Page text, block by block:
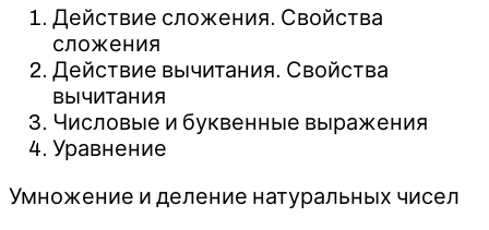
Действие сложения. Свойства
сложения
Действие вычитания. Свойства
вычитания
Числовые и буквенные выражения
Уравнение
Умножение и деление натуральных чисел